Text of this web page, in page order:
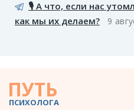
🎙️ А что, если нас
как мы их делаем?
9
ПУТЬ
ПСИХОЛОГА